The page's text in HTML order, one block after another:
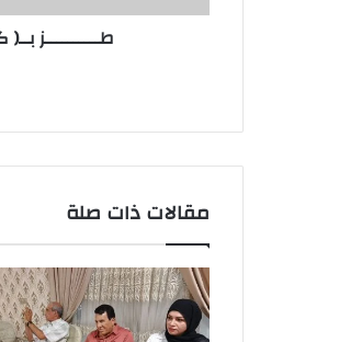
طــــــــــز
مقالات ذات صلة